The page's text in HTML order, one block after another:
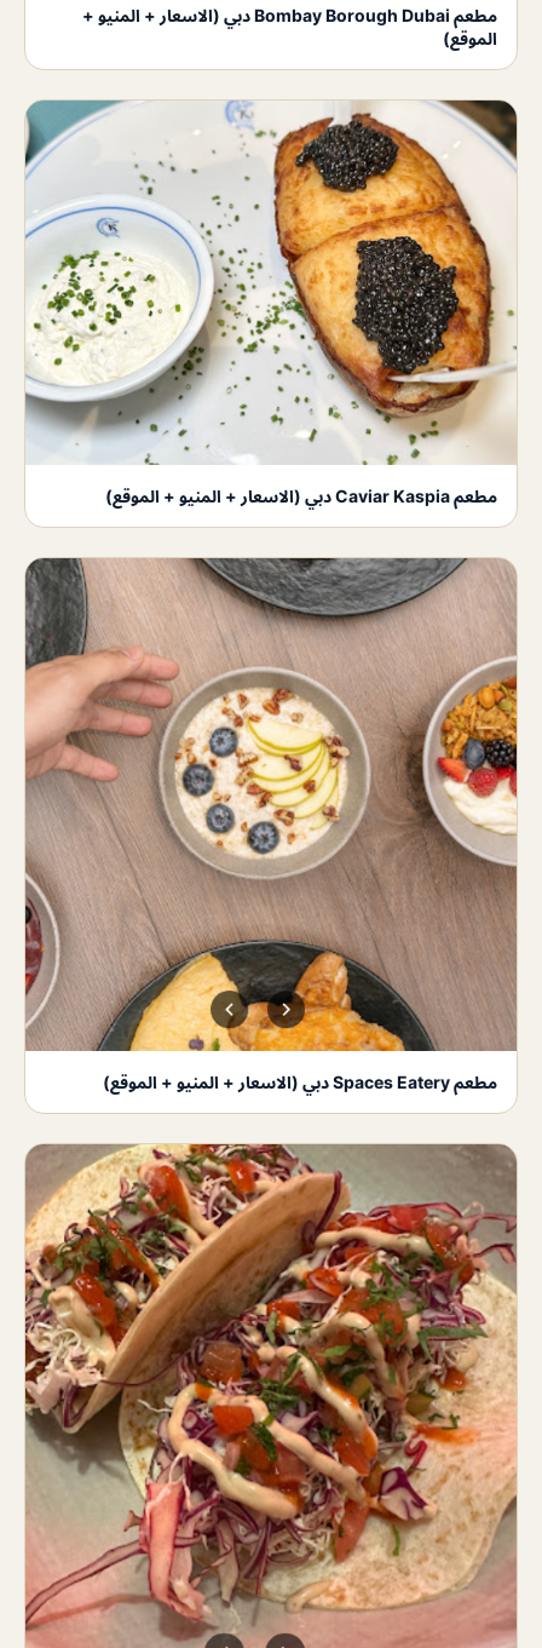
مطعم Bombay Borough Dubai دبي (الاسعار + المنيو +
الموقع)
مطعم Caviar Kaspia دبي (الاسعار + المنيو + الموقع)
مطعم Spaces Eatery دبي (الاسعار + المنيو + الموقع)